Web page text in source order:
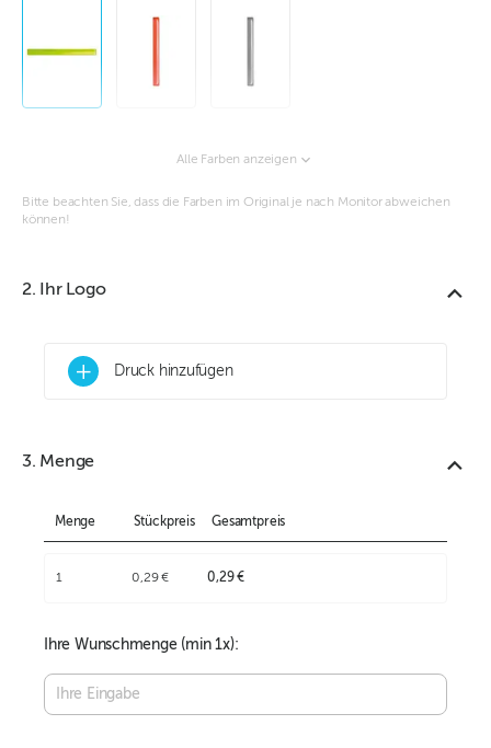
Alle Farben anzeigen
Bitte beachten Sie, dass die Farben im Original je nach Monitor abweichen
können!
2. Ihr Logo
+ Druck hinzufügen
3. Menge
Menge Stückpreis Gesamtpreis
1 0,29 € 0,29 €
Ihre Wunschmenge (min1x):